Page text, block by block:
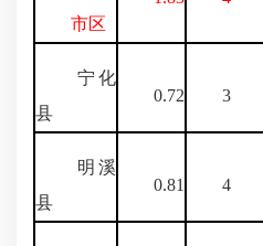
市区
宁化
县
0.72 3
明溪
县
0.81 4